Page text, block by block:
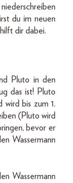
du im neuen
dir dabei.
Pluto in den
das ist! Pluto
wird bis zum 1.
(Pluto wird
bevor er
Wassermann
Wassermann